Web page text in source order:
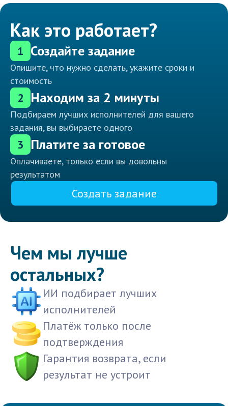
Как это работает?
1 Создайте задание
Опишите, что нужно сделать, укажите сроки и
стоимость
2 Находим за 2 минуты
Подбираем лучших исполнителей для вашего
задания, вы выбираете одного
3 Платите за готовое
Оплачиваете, только если вы довольны
результатом
Создать задание
Чем мы лучше
остальных?
ИИ подбирает лучших
исполнителей
Платёж только после
подтверждения
Гарантия возврата, если
результат не устроит